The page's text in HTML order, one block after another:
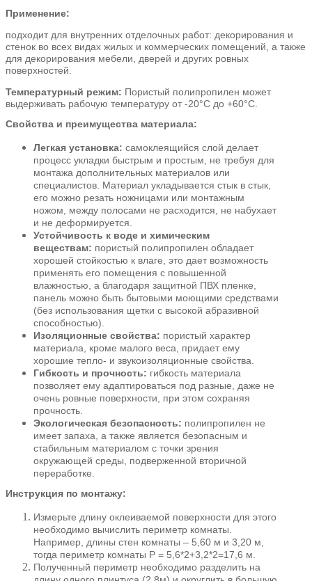
Применение:
подходит для внутренних отделочных работ: декорирования и
стенок во всех видах жилых и коммерческих помещений, а также
для декорирования мебели, дверей и других ровных
поверхностей.
Температурный режим: Пористый полипропилен может
выдерживать рабочую температуру от -20°C до +60°C.
Свойства и преимущества материала:
Легкая установка: самоклеящийся слой делает
процесс укладки быстрым и простым, не требуя для
монтажа дополнительных материалов или
специалистов. Материал укладывается стык в стык,
его можно резать ножницами или монтажным
ножом, между полосами не расходится, не набухает
и не деформируется.
Устойчивость к воде и химическим
веществам: пористый полипропилен обладает
хорошей стойкостью к влаге, это дает возможность
применять его помещения с повышенной
влажностью, а благодаря защитной ПВХ пленке,
панель можно быть бытовыми моющими средствами
(без использования щетки с высокой абразивной
способностью).
Изоляционные свойства: пористый характер
материала, кроме малого веса, придает ему
хорошие тепло- и звукоизоляционные свойства.
Гибкость и прочность: гибкость материала
позволяет ему адаптироваться под разные, даже не
очень ровные поверхности, при этом сохраняя
прочность.
Экологическая безопасность: полипропилен не
имеет запаха, а также является безопасным и
стабильным материалом с точки зрения
окружающей среды, подверженной вторичной
переработке.
Инструкция по монтажу:
Измерьте длину оклеиваемой поверхности для этого
необходимо вычислить периметр комнаты.
Например, длины стен комнаты – 5,60 м и 3,20 м,
тогда периметр комнаты Р = 5,6*2+3,2*2=17,6 м.
Полученный периметр необходимо разделить на